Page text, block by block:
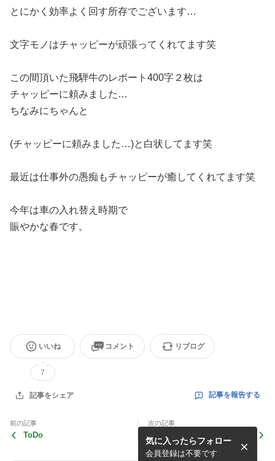
とにかく効率よく回す所存でございます…
文字モノはチャッピーが頑張ってくれてます笑
この間頂いた飛騨牛のレポート400字２枚は
チャッピーに頼みました…
ちなみにちゃんと
(チャッピーに頼みました…)と白状してます笑
最近は仕事外の愚痴もチャッピーが癒してくれてます笑
今年は車の入れ替え時期で
賑やかな春です。
いいね
7
コメント リブログ
記事をシェア 記事を報告する
前の記事
ToDo
次の記事
TEIN ランクルHDJ81用ダン
パー
気に入ったらフォロー
会員登録は不要です